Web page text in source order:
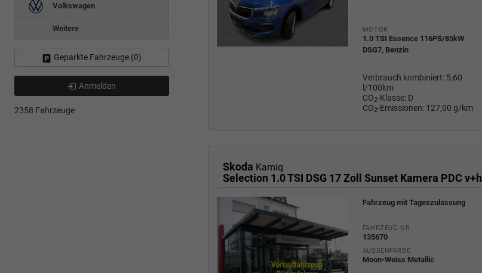
MOTOR
1.0 TSI Essence 116PS/85kW
DSG7, Benzin
Verbrauch kombiniert: 5,60
l/100km
CO2-Klasse: D
CO2-Emissionen: 127,00 g/km
Skoda Kamiq
Selection 1.0 TSI DSG 17 Zoll Sunset Kamera PDC v+h
Fahrzeug mit Tageszulassung
FAHRZEUG-NR.
135670
AUSSENFARBE
Moon-Weiss Metallic
Volkswagen
Weitere
Geparkte Fahrzeuge (0)
Anmelden
2358 Fahrzeuge